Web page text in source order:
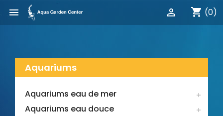
 shopping_cart (0)

Aquariums
Aquariums eau de mer 
Aquariums eau douce 